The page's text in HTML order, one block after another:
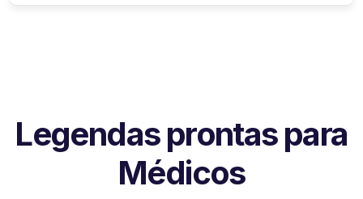
Legendas prontas para
Médicos